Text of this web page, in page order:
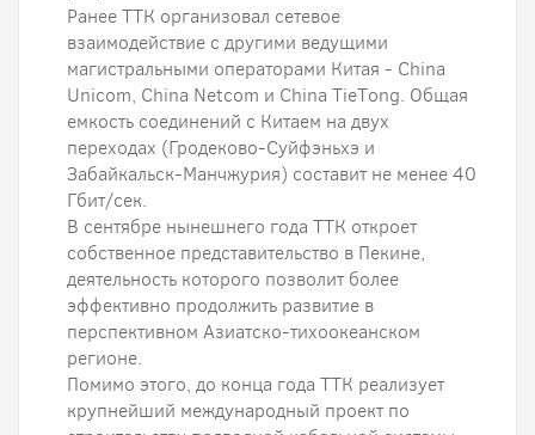
Ранее ТТК организовал сетевое
взаимодействие с другими ведущими
магистральными операторами Китая - China
Unicom, China Netcom и China TieТong. Общая
емкость соединений с Китаем на двух
переходах (Гродеково-Суйфэньхэ и
Забайкальск-Манчжурия) составит не менее 40
Гбит/сек.
В сентябре нынешнего года ТТК откроет
собственное представительство в Пекине,
деятельность которого позволит более
эффективно продолжить развитие в
перспективном Азиатско-тихоокеанском
регионе.
Помимо этого, до конца года ТТК реализует
крупнейший международный проект по